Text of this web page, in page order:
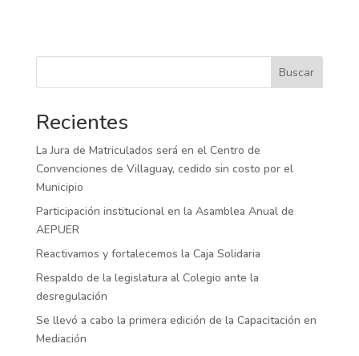
Buscar
Recientes
La Jura de Matriculados será en el Centro de
Convenciones de Villaguay, cedido sin costo por el
Municipio
Participación institucional en la Asamblea Anual de
AEPUER
Reactivamos y fortalecemos la Caja Solidaria
Respaldo de la legislatura al Colegio ante la
desregulación
Se llevó a cabo la primera edición de la Capacitación en
Mediación